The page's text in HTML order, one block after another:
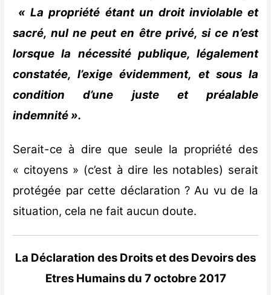
« La propriété étant un droit inviolable et
sacré, nul ne peut en être privé, si ce n’est
lorsque la nécessité publique, légalement
constatée, l’exige évidemment, et sous la
condition d’une juste et préalable
indemnité ».
Serait-ce à dire que seule la propriété des
« citoyens » (c’est à dire les notables) serait
protégée par cette déclaration ? Au vu de la
situation, cela ne fait aucun doute.
La Déclaration des Droits et des Devoirs des
Etres Humains du 7 octobre 2017